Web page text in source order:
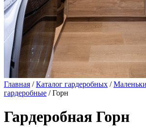
Главная /Каталог гардеробных /
гардеробные / Горн
Гардеробная Горн